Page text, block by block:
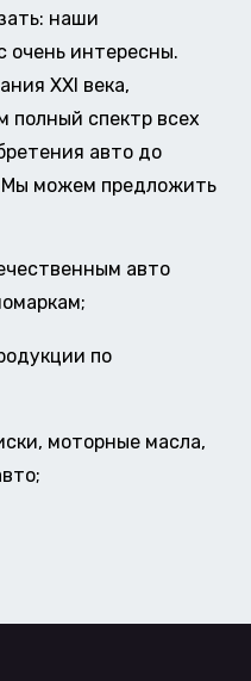
наши
очень интересны.
XXI века,
полный спектр всех
авто до
Мы можем предложить
авто
по
моторные масла,